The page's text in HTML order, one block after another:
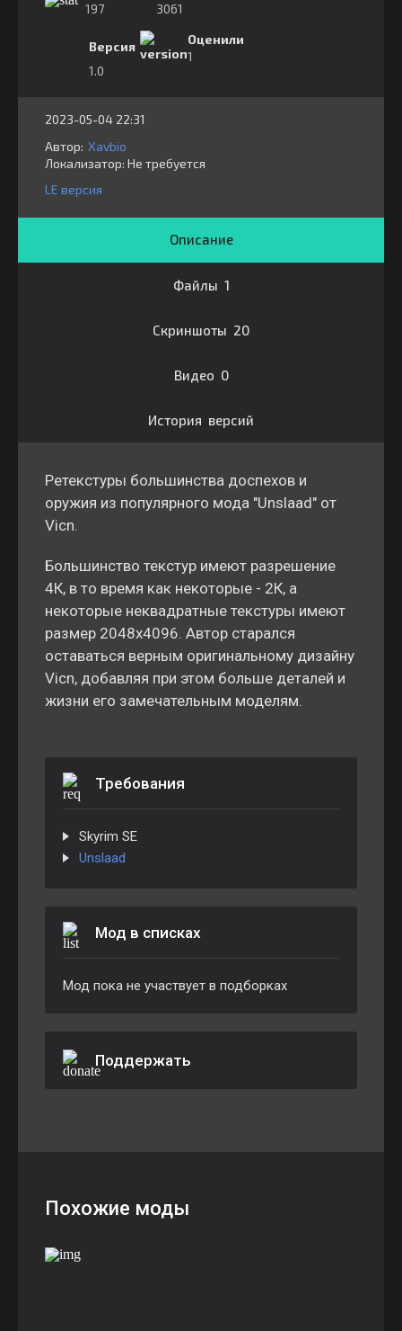
197
3061
Версия
1.0
Оценили
1
2023-05-04 22:31
Автор: Xavbio
Локализатор: ⁣⁣⁣Не требуется
LE версия
Описание
Файлы 1
Скриншоты 20
Видео 0
История версий
Ретекстуры большинства доспехов и
оружия из популярного мода "Unslaad" от
Vicn.
Большинство текстур имеют разрешение
4К, в то время как некоторые - 2К, а
некоторые неквадратные текстуры имеют
размер 2048x4096. Автор старался
оставаться верным оригинальному дизайну
Vicn, добавляя при этом больше деталей и
жизни его замечательным моделям.
Требования
Skyrim SE
Unslaad
Мод в списках
Мод пока не участвует в подборках
Поддержать
Похожие моды